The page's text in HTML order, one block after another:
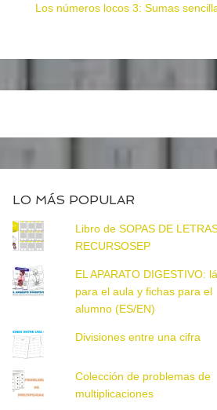
Los números locos 3: Sumas
LO MÁS POPULAR
Libro de SOPAS DE
RECURSOSEP
EL APARATO DIGESTIVO:
para el aula y fichas para el
alumno (ES/EN)
Divisiones entre una cifra
Colección de problemas de
multiplicaciones